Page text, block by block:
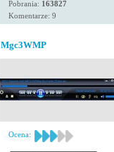
Pobrania: 163827
Komentarze: 9
Mgc3WMP
Ocena: